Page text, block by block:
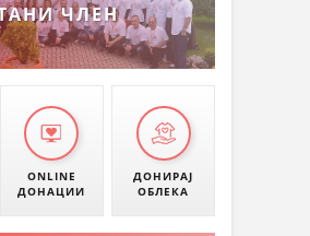
ЧЛЕН
ONLINE
ДОНАЦИИ
ДОНИРАЈ
ОБЛЕКА